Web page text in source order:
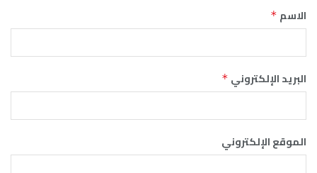
الاسم *
البريد الإلكتروني *
الموقع الإلكتروني